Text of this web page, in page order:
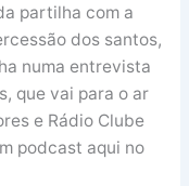
partilha com a
dos santos,
numa entrevista
que vai para o ar
e Rádio Clube
podcast aqui no